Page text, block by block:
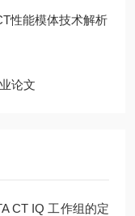
性能模体技术解析
论文
CT IQ 工作组的定